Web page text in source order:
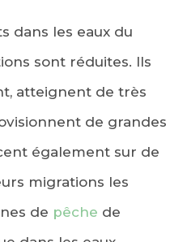
dans les eaux du
sont réduites. Ils
atteignent de très
de grandes
également sur de
migrations les
de pêche de